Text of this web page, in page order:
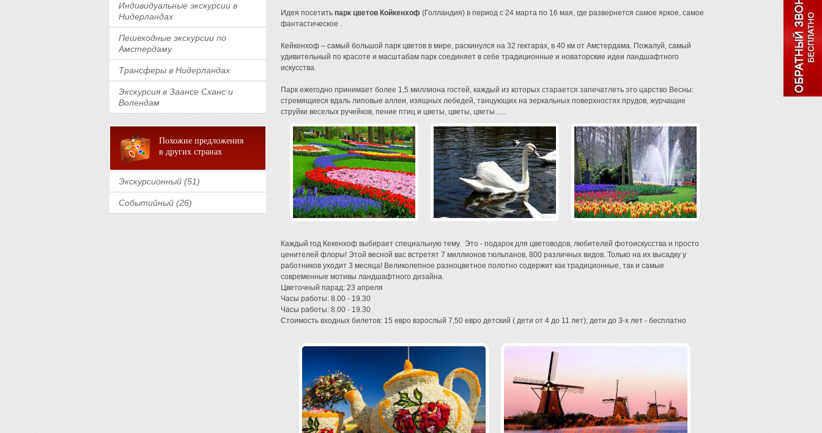
Индивидуальные экскурсии в
Нидерландах
Пешеходные экскурсии по
Амстердаму
Трансферы в Нидерландах
Экскурсия в Заансе Сханс и
Волендам
Похожие предложения
в других странах
Экскурсионный (51)
Событийный (26)
Идея посетить парк цветов Койкенхоф (Голландия) в период с 24 марта по 16 мая, где развернется самое яркое, самое
фантастическое .
Кейкенхоф – самый большой парк цветов в мире, раскинулся на 32 гектарах, в 40 км от Амстердама. Пожалуй, самый
удивительный по красоте и масштабам парк соединяет в себе традиционные и новаторские идеи ландшафтного
искусства.
Парк ежегодно принимает более 1,5 миллиона гостей, каждый из которых старается запечатлеть это царство Весны:
стремящиеся вдаль липовые аллеи, изящных лебедей, танцующих на зеркальных поверхностях прудов, журчащие
струйки веселых ручейков, пение птиц и цветы, цветы, цветы…..
Каждый год Кекенхоф выбирает специальную тему. Это - подарок для цветоводов, любителей фотоискусства и просто
ценителей флоры! Этой весной вас встретят 7 миллионов тюльпанов, 800 различных видов. Только на их высадку у
работников уходит 3 месяца! Великолепное разноцветное полотно содержит как традиционные, так и самые
современные мотивы ландшафтного дизайна.
Цветочный парад: 23 апреля
Часы работы: 8.00 - 19.30
Часы работы: 8.00 - 19.30
Стоимость входных билетов: 15 евро взрослый 7,50 евро детский ( дети от 4 до 11 лет); дети до 3-х лет - бесплатно